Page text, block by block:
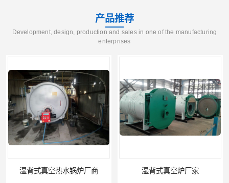
产品推荐
Development, design, production and sales in one of the manufacturing
enterprises
湿背式真空热水锅炉厂商 湿背式真空炉厂家